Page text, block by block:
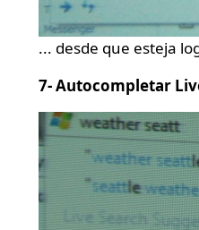
... desde que esteja
7- Autocompletar